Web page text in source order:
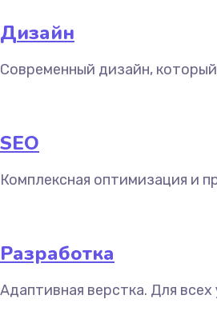
Дизайн
Современный дизайн,
SEO
Комплексная оптимизация и
Разработка
Адаптивная верстка. Для